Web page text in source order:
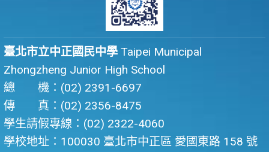
臺北市立中正國民中學 Taipei Municipal
Zhongzheng Junior High School
總 機：(02) 2391-6697
傳 真：(02) 2356-8475
學生請假專線：(02) 2322-4060
學校地址：100030 臺北市中正區 愛國東路 158 號